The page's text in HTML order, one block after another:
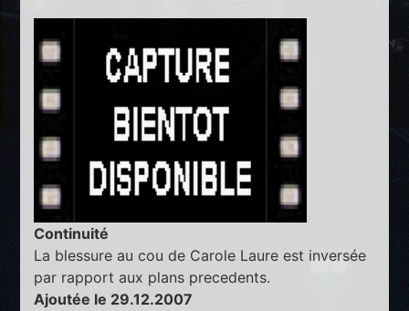
Continuité
La blessure au cou de Carole Laure est inversée
par rapport aux plans precedents.
Ajoutée le 29.12.2007